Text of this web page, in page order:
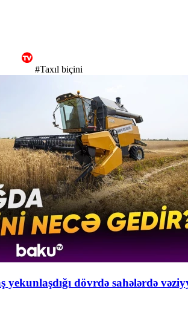
#Taxıl biçini
yekunlaşdığı dövrdə sahələrdə